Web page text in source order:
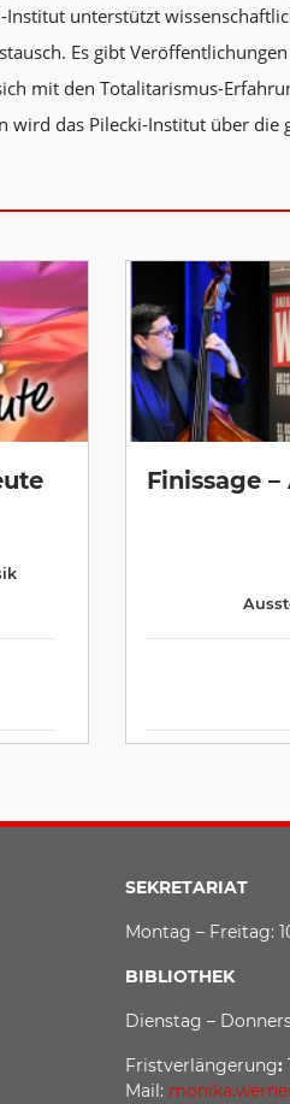
Institut unterstützt
Es gibt
mit den Totalitarismus-
das Pilecki-Institut über
Finissage
SEKRETARIAT
Montag – Freitag:
BIBLIOTHEK
Dienstag –
Fristverlängerung:
Mail: